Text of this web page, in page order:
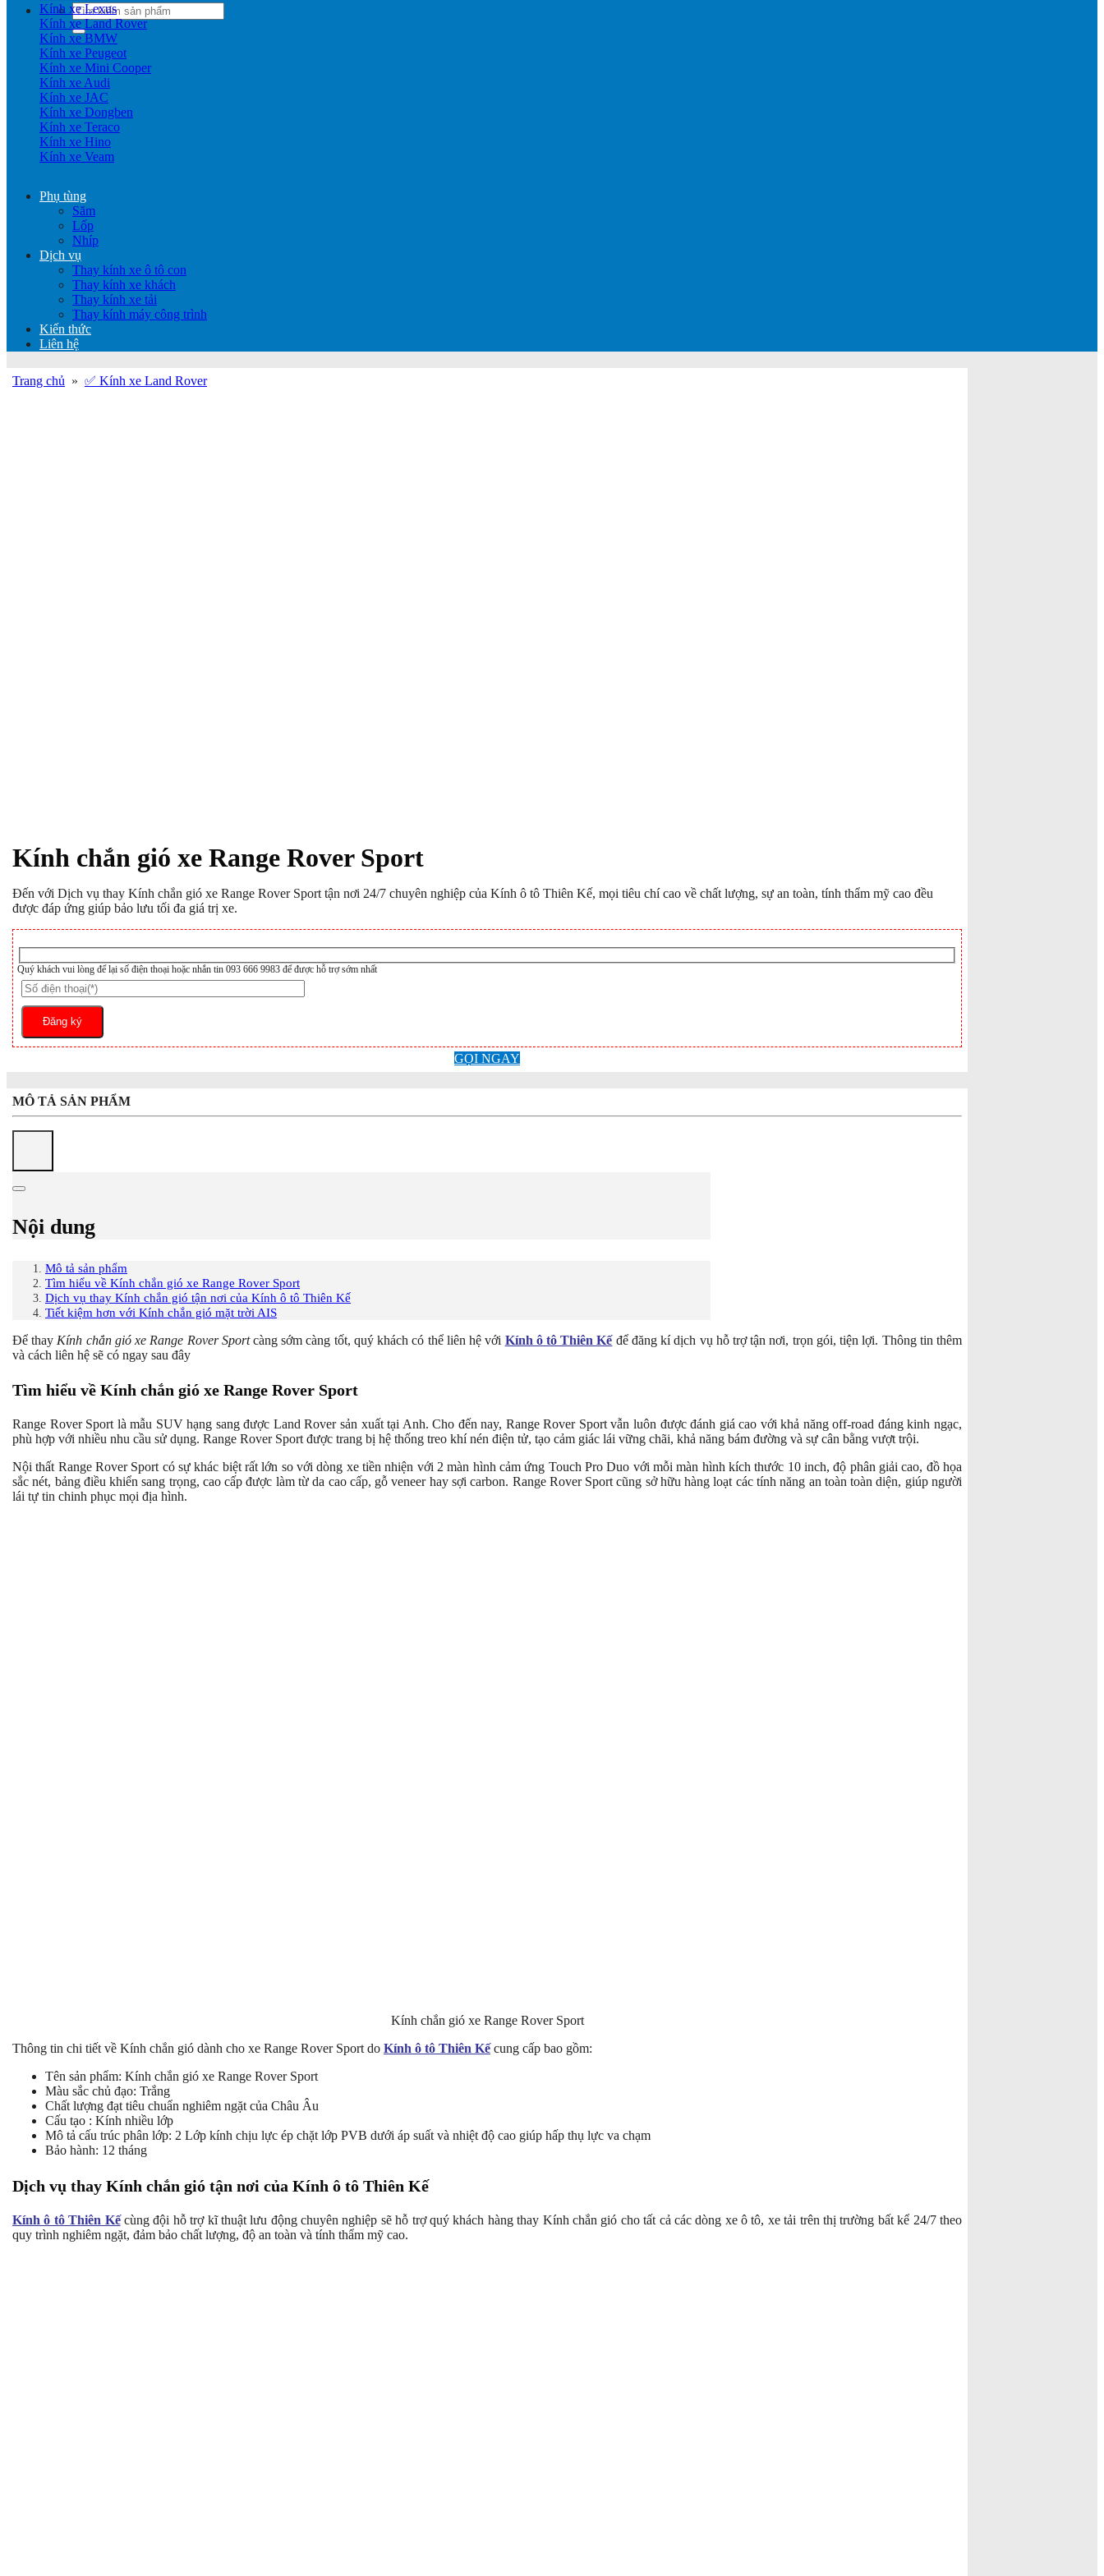
Tìm
kiếm:
Kính xe Lexus
Kính xe Land Rover
Kính xe BMW
Kính xe Peugeot
Kính xe Mini Cooper
Kính xe Audi
Kính xe JAC
Kính xe Dongben
Kính xe Teraco
Kính xe Hino
Kính xe Veam
Phụ tùng
Săm
Lốp
Nhíp
Dịch vụ
Thay kính xe ô tô con
Thay kính xe khách
Thay kính xe tải
Thay kính máy công trình
Kiến thức
Liên hệ
Trang chủ » ✅ Kính xe Land Rover
Kính chắn gió xe Range Rover Sport
Đến với Dịch vụ thay Kính chắn gió xe Range Rover Sport tận nơi 24/7 chuyên nghiệp của Kính ô tô Thiên Kế, mọi tiêu chí cao về chất lượng, sự an toàn, tính thẩm mỹ cao đều
được đáp ứng giúp bảo lưu tối đa giá trị xe.
Quý khách vui lòng để lại số điện thoại hoặc nhắn tin 093 666 9983 để được hỗ trợ sớm nhất
GỌI NGAY
MÔ TẢ SẢN PHẨM
Nội dung
Mô tả sản phẩm
Tìm hiểu về Kính chắn gió xe Range Rover Sport
Dịch vụ thay Kính chắn gió tận nơi của Kính ô tô Thiên Kế
Tiết kiệm hơn với Kính chắn gió mặt trời AIS
Để thay Kính chắn gió xe Range Rover Sportcàng sớm càng tốt, quý khách có thể liên hệ với Kính ô tô Thiên Kếđể đăng kí dịch vụ hỗ trợ tận nơi, trọn gói, tiện lợi. Thông tin thêm
và cách liên hệ sẽ có ngay sau đây
Tìm hiểu về Kính chắn gió xe Range Rover Sport
Range Rover Sport là mẫu SUV hạng sang được Land Rover sản xuất tại Anh. Cho đến nay, Range Rover Sport vẫn luôn được đánh giá cao với khả năng off-road đáng kinh ngạc,
phù hợp với nhiều nhu cầu sử dụng. Range Rover Sport được trang bị hệ thống treo khí nén điện tử, tạo cảm giác lái vững chãi, khả năng bám đường và sự cân bằng vượt trội.
Nội thất Range Rover Sport có sự khác biệt rất lớn so với dòng xe tiền nhiện với 2 màn hình cảm ứng Touch Pro Duo với mỗi màn hình kích thước 10 inch, độ phân giải cao, đồ họa
sắc nét, bảng điều khiển sang trọng, cao cấp được làm từ da cao cấp, gỗ veneer hay sợi carbon. Range Rover Sport cũng sở hữu hàng loạt các tính năng an toàn toàn diện, giúp người
lái tự tin chinh phục mọi địa hình.
Kính chắn gió xe Range Rover Sport
Thông tin chi tiết về Kính chắn gió dành cho xe Range Rover Sport do Kính ô tô Thiên Kếcung cấp bao gồm:
Tên sản phẩm: Kính chắn gió xe Range Rover Sport
Màu sắc chủ đạo: Trắng
Chất lượng đạt tiêu chuẩn nghiêm ngặt của Châu Âu
Cấu tạo : Kính nhiều lớp
Mô tả cấu trúc phân lớp: 2 Lớp kính chịu lực ép chặt lớp PVB dưới áp suất và nhiệt độ cao giúp hấp thụ lực va chạm
Bảo hành: 12 tháng
Dịch vụ thay Kính chắn gió tận nơi của Kính ô tô Thiên Kế
Kính ô tô Thiên Kếcùng đội hỗ trợ kĩ thuật lưu động chuyên nghiệp sẽ hỗ trợ quý khách hàng thay Kính chắn gió cho tất cả các dòng xe ô tô, xe tải trên thị trường bất kể 24/7 theo
quy trình nghiêm ngặt, đảm bảo chất lượng, độ an toàn và tính thẩm mỹ cao.